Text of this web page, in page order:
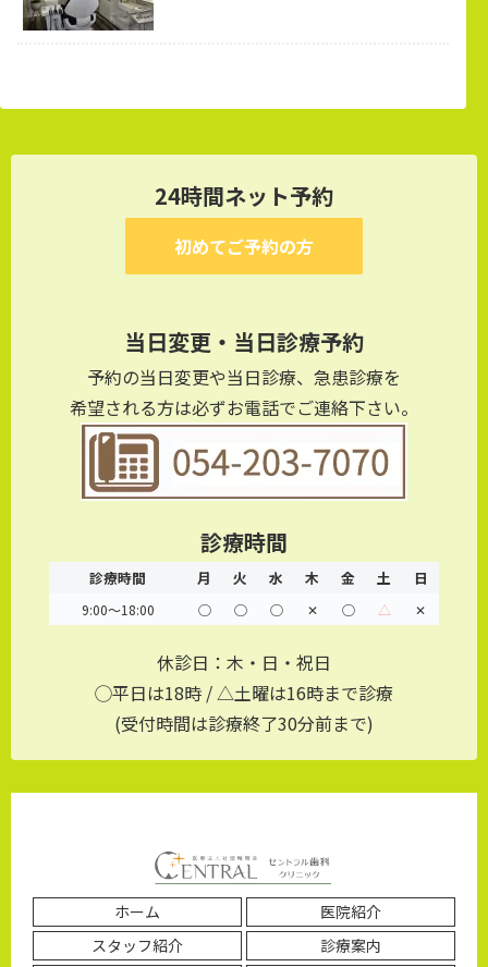
24時間ネット予約
初めてご予約の方
当日変更・当日診療予約
予約の当日変更や当日診療、急患診療を
希望される方は必ずお電話でご連絡下さい。
診療時間
診療時間 月 火 水 木 金 土 日
9:00～18:00 ◯ ◯ ◯ ✕ ◯ △ ✕
休診日：木・日・祝日
◯平日は18時 / △土曜は16時まで診療
(受付時間は診療終了30分前まで)
ホーム
医院紹介
スタッフ紹介
診療案内